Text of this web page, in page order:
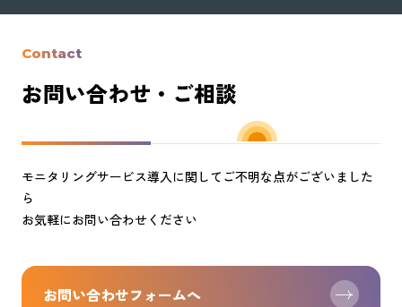
Contact
お問い合わせ・ご相談
モニタリングサービス導入に関してご不明な点がございました
ら
お気軽にお問い合わせください
お問い合わせフォームへ